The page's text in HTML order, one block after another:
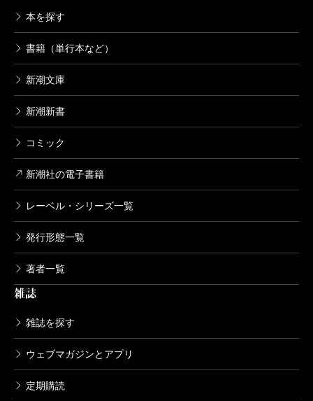
本を探す
書籍（単行本など）
新潮文庫
新潮新書
コミック
新潮社の電子書籍
レーベル・シリーズ一覧
発行形態一覧
著者一覧
雑誌
雑誌を探す
ウェブマガジンとアプリ
定期購読